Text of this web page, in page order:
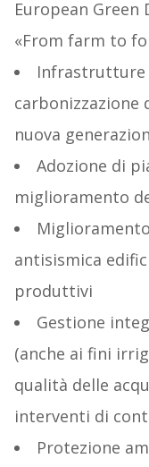
European Green
«From farm to
Infrastrutture
nuova
Adozione di
miglioramento
antisismica
produttivi
Gestione
(anche ai fini
qualità delle
interventi di
Protezione